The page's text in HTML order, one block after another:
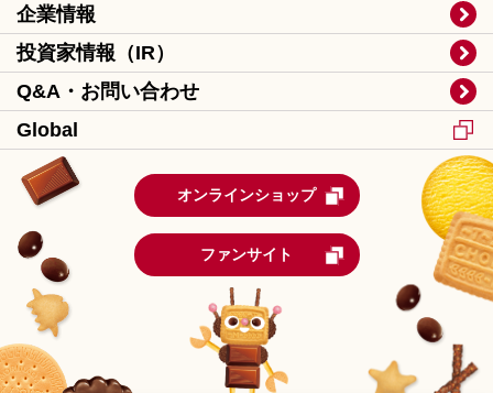
企業情報
投資家情報（IR）
Q&A・お問い合わせ
Global
オンラインショップ
ファンサイト